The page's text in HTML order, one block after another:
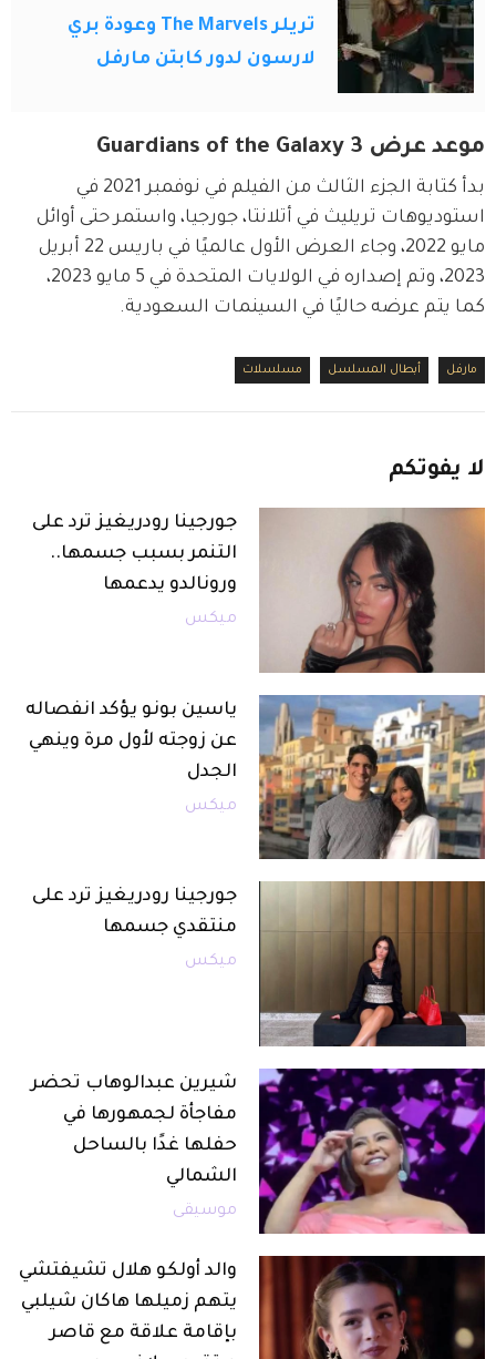
تريلر The Marvels وعودة بري
لارسون لدور كابتن مارفل
موعد عرض Guardians of the Galaxy 3
بدأ كتابة الجزء الثالث من الفيلم في نوفمبر 2021 في
استوديوهات تريليث في أتلانتا، جورجيا، واستمر حتى أوائل
مايو 2022، وجاء العرض الأول عالميًا في باريس 22 أبريل
2023، وتم إصداره في الولايات المتحدة في 5 مايو 2023،
كما يتم عرضه حاليًا في السينمات السعودية.
مارفل أبطال المسلسل مسلسلات
لا يفوتكم
جورجينا رودريغيز ترد على
التنمر بسبب جسمها..
ورونالدو يدعمها
ميكس
ياسين بونو يؤكد انفصاله
عن زوجته لأول مرة وينهي
الجدل
ميكس
جورجينا رودريغيز ترد على
منتقدي جسمها
ميكس
شيرين عبدالوهاب تحضر
مفاجأة لجمهورها في
حفلها غدًا بالساحل
الشمالي
موسيقى
والد أولكو هلال تشيفتشي
يتهم زميلها هاكان شيلبي
بإقامة علاقة مع قاصر